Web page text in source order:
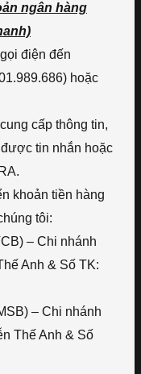
ngân hàng
điện đến
hoặc
cấp thông tin,
tin nhắn hoặc
khoản tiền hàng
tôi:
– Chi nhánh
Anh & Số TK:
– Chi nhánh
Thế Anh & Số